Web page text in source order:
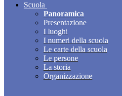
Scuola
Panoramica
Presentazione
I luoghi
I numeri della scuola
Le carte della scuola
Le persone
La storia
Organizzazione